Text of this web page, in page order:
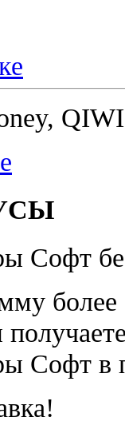
Софт
более
Софт в